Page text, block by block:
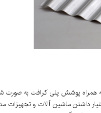
داشتن ماشین آلات و تجهیزات